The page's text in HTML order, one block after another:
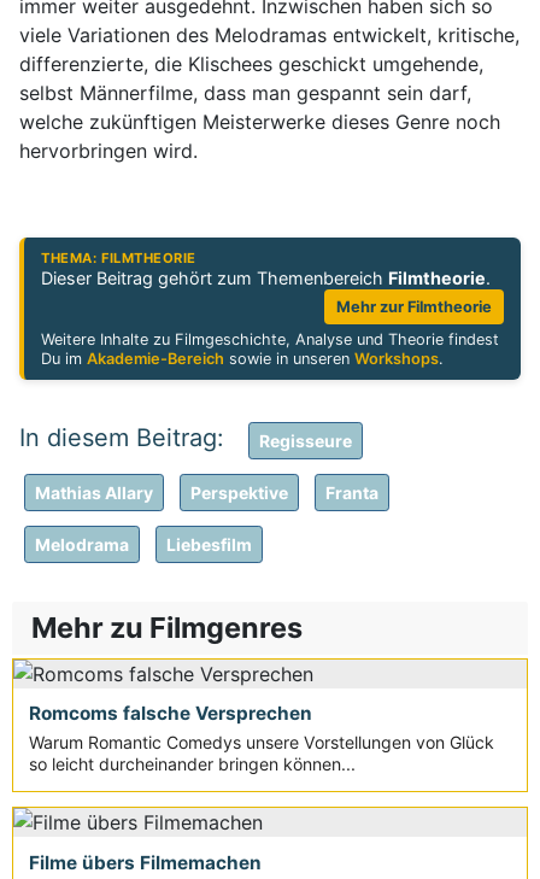
immer weiter ausgedehnt. Inzwischen haben sich so
viele Variationen des Melodramas entwickelt, kritische,
differenzierte, die Klischees geschickt umgehende,
selbst Männerfilme, dass man gespannt sein darf,
welche zukünftigen Meisterwerke dieses Genre noch
hervorbringen wird.
THEMA: FILMTHEORIE
Dieser Beitrag gehört zum Themenbereich Filmtheorie.
Mehr zur Filmtheorie
Weitere Inhalte zu Filmgeschichte, Analyse und Theorie findest
Du imAkademie-Bereich sowie in unserenWorkshops.
Regisseure
Mathias Allary Perspektive Franta
Melodrama Liebesfilm
Mehr zu Filmgenres
Romcoms falsche Versprechen
Warum Romantic Comedys unsere Vorstellungen von Glück
so leicht durcheinander bringen können...
Filme übers Filmemachen